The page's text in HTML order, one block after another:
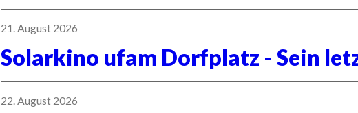
Solarkino ufam Dorfplatz - Sein
21. August 2026
22. August 2026